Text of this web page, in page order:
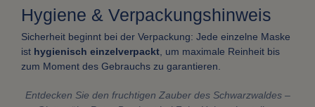
Hygiene & Verpackungshinweis
Sicherheit beginnt bei der Verpackung: Jede einzelne Maske
ist hygienisch einzelverpackt, um maximale Reinheit bis
zum Moment des Gebrauchs zu garantieren.
Entdecken Sie den fruchtigen Zauber des Schwarzwaldes –